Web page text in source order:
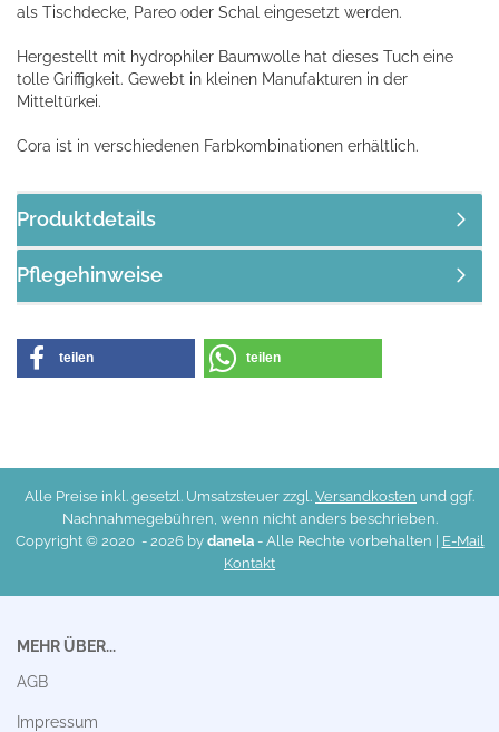
als Tischdecke, Pareo oder Schal eingesetzt werden.
Hergestellt mit hydrophiler Baumwolle hat dieses Tuch eine
tolle Griffigkeit. Gewebt in kleinen Manufakturen in der
Mitteltürkei.
Cora ist in verschiedenen Farbkombinationen erhältlich.
Produktdetails
Pflegehinweise
teilen teilen
Alle Preise inkl. gesetzl. Umsatzsteuer zzgl. Versandkosten und ggf.
Nachnahmegebühren, wenn nicht anders beschrieben.
Copyright © 2020 - 2026 by danela- Alle Rechte vorbehalten | E-Mail
Kontakt
MEHR ÜBER...
AGB
Impressum